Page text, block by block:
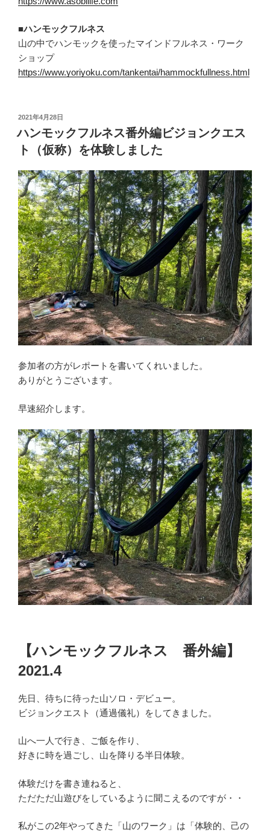
■ハンモックフルネス
山の中でハンモックを使ったマインドフルネス・ワーク
ショップ
https://www.yoriyoku.com/tankentai/hammockfullness.html
投
日:
2021年4月28日
ハンモックフルネス番外編ビジョンクエス
ト（仮称）を体験しました
参加者の方がレポートを書いてくれいました。
ありがとうございます。
早速紹介します。
【ハンモックフルネス 番外編】
2021.4
先日、待ちに待った山ソロ・デビュー。
ビジョンクエスト（通過儀礼）をしてきました。
山へ一人で行き、ご飯を作り、
好きに時を過ごし、山を降りる半日体験。
体験だけを書き連ねると、
ただただ山遊びをしているように聞こえるのですが・・
私がこの2年やってきた「山のワーク」は「体験的、己の